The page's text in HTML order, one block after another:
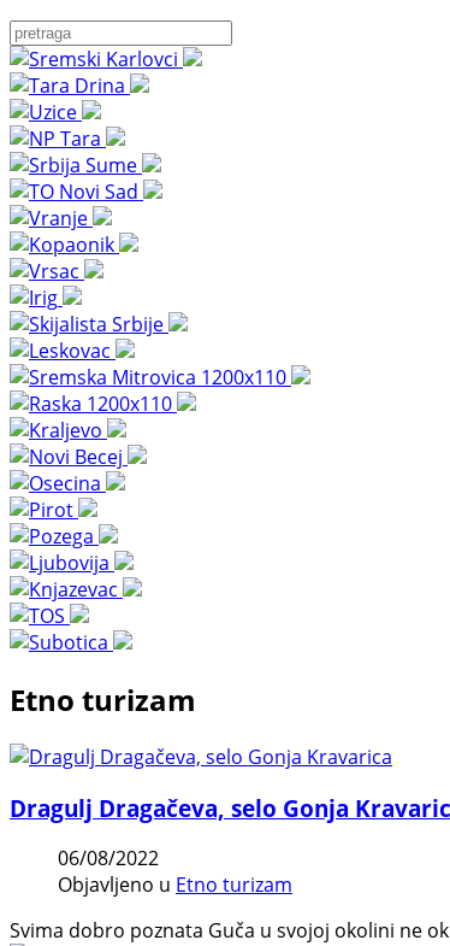
Etno turizam
Dragulj Dragačeva, selo Gonja
06/08/2022
Objavljeno u Etno turizam
Svima dobro poznata Guča u svojoj okolini ne